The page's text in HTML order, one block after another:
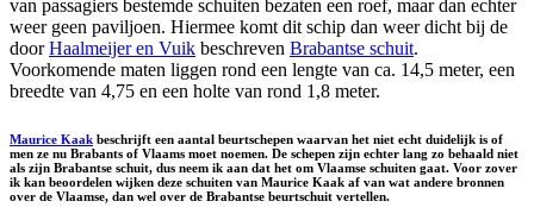
van passagiers bestemde schuiten bezaten een roef, maar dan echter
weer geen paviljoen. Hiermee komt dit schip dan weer dicht bij de
doorHaalmeijer en Vuik beschreven Brabantse schuit.
Voorkomende maten liggen rond een lengte van ca. 14,5 meter, een
breedte van 4,75 en een holte van rond 1,8 meter.
Maurice Kaak beschrijft een aantal beurtschepen waarvan het niet echt duidelijk is of
men ze nu Brabants of Vlaams moet noemen. De schepen zijn echter lang zo behaald niet
als zijn Brabantse schuit, dus neem ik aan dat het om Vlaamse schuiten gaat. Voor zover
ik kan beoordelen wijken deze schuiten van Maurice Kaak af van wat andere bronnen
over de Vlaamse, dan wel over de Brabantse beurtschuit vertellen.